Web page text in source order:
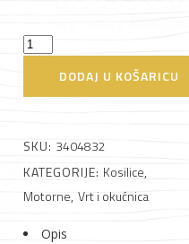
Metalna Elektromaterijal
Vijčana
Kosilica
Einhell
količina
DODAJ U KOŠARICU
SKU: 3404832
KATEGORIJE: Kosilice,
Motorne, Vrt i okućnica
Opis